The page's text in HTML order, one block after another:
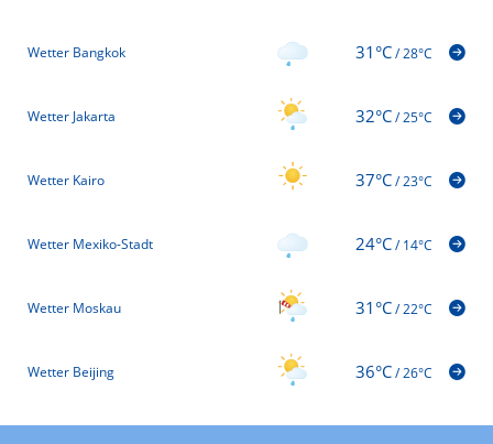
Wetter Bangkok 31°C/28°C
Wetter Jakarta 32°C/25°C
Wetter Kairo 37°C/23°C
Wetter Mexiko-Stadt 24°C/14°C
Wetter Moskau 31°C/22°C
Wetter Beijing 36°C/26°C